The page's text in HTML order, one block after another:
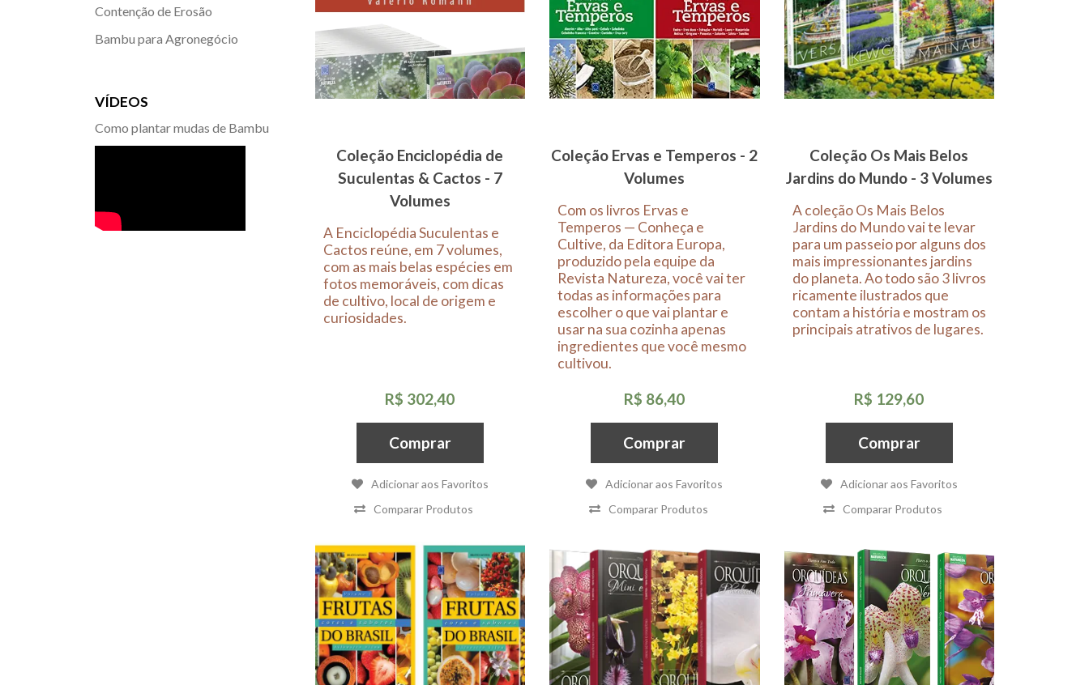
Coleção Enciclopédia de
Suculentas & Cactos - 7
Volumes
A Enciclopédia Suculentas e
Cactos reúne, em 7 volumes,
com as mais belas espécies em
fotos memoráveis, com dicas
de cultivo, local de origem e
curiosidades.
R$ 302,40
Comprar
Comparar Produtos
Adicionar aos Favoritos
Coleção Ervas e Temperos - 2
Volumes
Com os livros Ervas e
Temperos — Conheça e
Cultive, da Editora Europa,
produzido pela equipe da
Revista Natureza, você vai ter
todas as informações para
escolher o que vai plantar e
usar na sua cozinha apenas
ingredientes que você mesmo
cultivou.
R$ 86,40
Comprar
Comparar Produtos
Adicionar aos Favoritos
Coleção Os Mais Belos
Jardins do Mundo - 3 Volumes
A coleção Os Mais Belos
Jardins do Mundo vai te levar
para um passeio por alguns dos
mais impressionantes jardins
do planeta. Ao todo são 3 livros
ricamente ilustrados que
contam a história e mostram os
principais atrativos de lugares.
R$ 129,60
Comprar
Comparar Produtos
Adicionar aos Favoritos
Contenção de Erosão
Bambu para Agronegócio
VÍDEOS
Como plantar mudas de Bambu